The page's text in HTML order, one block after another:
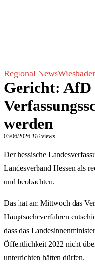
Regional News
Gericht: AfD
werden
03/06/2026 116 views
Der hessische
Landesverband Hessen als
und beobachten.
Das hat am Mittwoch das
Hauptsacheverfahren
dass das
Öffentlichkeit 2022 nicht
unterrichten hätten dürfen.